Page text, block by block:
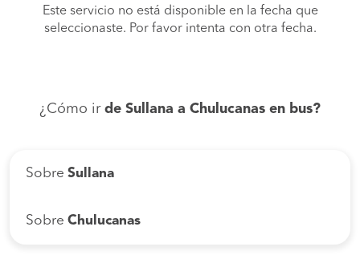
Este servicio no está disponible en la fecha que
seleccionaste. Por favor intenta con otra fecha.
¿Cómo ir de Sullana a Chulucanas en bus?
Sobre Sullana
Sobre Chulucanas